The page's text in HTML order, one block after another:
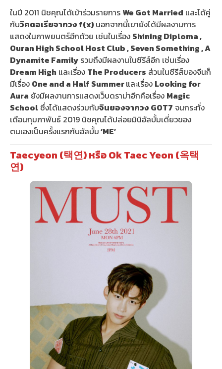
ในปี 2011 นิชคุณได้เข้าร่วมรายการWe Got Married และได้คู่
กับวิคตอเรียจากวง f(x) นอกจากนี้เขายังได้มีผลงานการ
แสดงในภาพยนตร์อีกด้วย เช่นในเรื่อง Shining Diploma ,
Ouran High School Host Club , Seven Something , A
Dynamite Family รวมถึงมีผลงานในซีรีส์อีก เช่นเรื่อง
Dream High และเรื่อง The Producers ส่วนในซีรีส์ของจีนก็
มีเรื่อง One and a Half Summerและเรื่อง Looking for
Aura ยังมีผลงานการแสดงเว็บดราม่าอีกคือเรื่อง Magic
School ซึ่งได้แสดงร่วมกับจินยองจากวง GOT7 จนกระทั่ง
เดือนกุมภาพันธ์ 2019 นิชคุณได้ปล่อยมินิอัลบั้มเดี่ยวของ
ตนเองเป็นครั้งแรกกับอัลบั้ม‘ME’
Taecyeon (택연) หรือ Ok Taec Yeon (옥택
연)